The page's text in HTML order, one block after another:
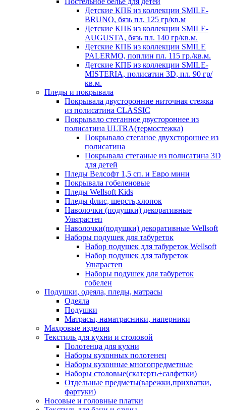
Детские КПБ из коллекции SMILE-
BRUNO, бязь пл. 125 гр/кв.м
Детские КПБ из коллекции SMILE-
AUGUSTA, бязь пл. 140 гр/кв.м.
Детские КПБ из коллекции SMILE
PALERMO, поплин пл. 115 гр./кв.м.
Детские КПБ из коллекции SMILE-
MISTERIA, полисатин 3D, пл. 90 гр/
кв.м.
Пледы и покрывала
Покрывала двусторонние ниточная стежка
из полисатина CLASSIC
Покрывало стеганное двустороннее из
полисатина ULTRA(термостежка)
Покрывало стеганое двухстороннее из
полисатина
Покрывала стеганые из полисатина 3D
для детей
Пледы Велсофт 1,5 сп. и Евро мини
Покрывала гобеленовые
Пледы Wellsoft Kids
Пледы флис, шерсть,хлопок
Наволочки (подушки) декоративные
Ультрастеп
Наволочки(подушки) декоративные Wellsoft
Наборы подушек для табуреток
Набор подушек для табуреток Wellsoft
Набор подушек для табуреток
Ультрастеп
Наборы подушек для табуреток
гобелен
Подушки, одеяла, пледы, матрасы
Одеяла
Подушки
Матрасы, наматрасники, наперники
Махровые изделия
Текстиль для кухни и столовой
Полотенца для кухни
Наборы кухонных полотенец
Наборы кухонные многопредметные
Наборы столовые(скатерть+салфетки)
Отдельные предметы(варежки,прихватки,
фартуки)
Носовые и головные платки